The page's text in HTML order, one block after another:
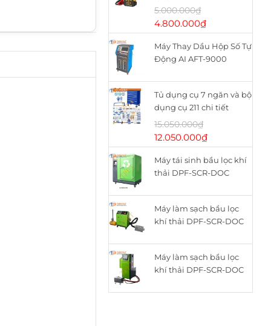
máy in nhiệt
5.000.000₫
Giá
gốc
là:
5.000.000₫.
4.800.000₫Giá
hiện
tại
là:
Máy Thay Dầu Hộp Số Tự
Động AI AFT-9000
Tủ dụng cụ 7 ngăn và bộ
dụng cụ 211 chi tiết
WHS2111 WADFOW
15.050.000₫
Giá
gốc
là:
15.050.000₫.
12.050.000₫Giá
hiện
tại
là:
Máy tái sinh bầu lọc khí
thải DPF-SCR-DOC
cơ Diesel ZQYM-518C
Máy làm sạch bầu lọc
khí thải DPF-SCR-DOC
ZQYM A8
Máy làm sạch bầu lọc
khí thải DPF-SCR-DOC
ZQYM 508A